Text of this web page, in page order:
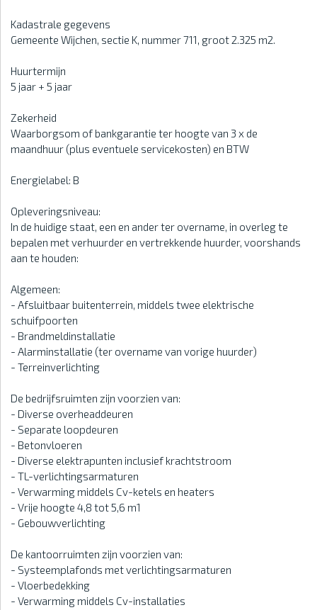
Kadastrale gegevens
Gemeente Wijchen, sectie K, nummer 711, groot 2.325 m2.
Huurtermijn
5 jaar + 5 jaar
Zekerheid
Waarborgsom of bankgarantie ter hoogte van 3 x de
maandhuur (plus eventuele servicekosten) en BTW
Energielabel: B
Opleveringsniveau:
In de huidige staat, een en ander ter overname, in overleg te
bepalen met verhuurder en vertrekkende huurder, voorshands
aan te houden:
Algemeen:
- Afsluitbaar buitenterrein, middels twee elektrische
schuifpoorten
- Brandmeldinstallatie
- Alarminstallatie (ter overname van vorige huurder)
- Terreinverlichting
De bedrijfsruimten zijn voorzien van:
- Diverse overheaddeuren
- Separate loopdeuren
- Betonvloeren
- Diverse elektrapunten inclusief krachtstroom
- TL-verlichtingsarmaturen
- Verwarming middels Cv-ketels en heaters
- Vrije hoogte 4,8 tot 5,6 m1
- Gebouwverlichting
De kantoorruimten zijn voorzien van:
- Systeemplafonds met verlichtingsarmaturen
- Vloerbedekking
- Verwarming middels Cv-installaties